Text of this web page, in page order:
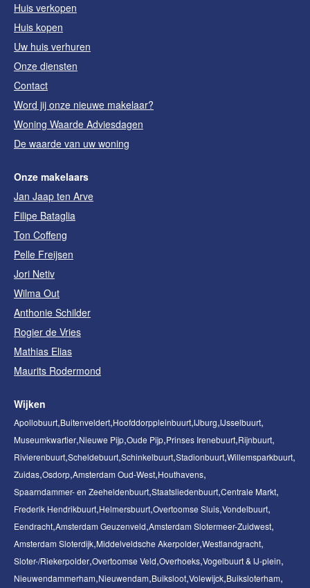
Huis verkopen
Huis kopen
Uw huis verhuren
Onze diensten
Contact
Word jij onze nieuwe makelaar?
Woning Waarde Adviesdagen
De waarde van uw woning
Onze makelaars
Jan Jaap ten Arve
Filipe Bataglia
Ton Coffeng
Pelle Freijsen
Jori Netiv
Wilma Out
Anthonie Schilder
Rogier de Vries
Mathias Elias
Maurits Rodermond
Wijken
Apollobuurt Buitenveldert Hoofddorppleinbuurt IJburg IJsselbuurt
Museumkwartier Nieuwe Pijp Oude Pijp Prinses Irenebuurt Rijnbuurt
Rivierenbuurt Scheldebuurt Schinkelbuurt Stadionbuurt Willemsparkbuurt
Zuidas Osdorp Amsterdam Oud-West Houthavens
Spaarndammer- en Zeeheldenbuurt Staatsliedenbuurt Centrale Markt
Frederik Hendrikbuurt Helmersbuurt Overtoomse Sluis Vondelbuurt
Eendracht Amsterdam Geuzenveld Amsterdam Slotermeer-Zuidwest
Amsterdam Sloterdijk Middelveldsche Akerpolder Westlandgracht
Sloter-/Riekerpolder Overtoomse Veld Overhoeks Vogelbuurt & IJ-plein
Nieuwendammerham Nieuwendam Buiksloot Volewijck Buiksloterham